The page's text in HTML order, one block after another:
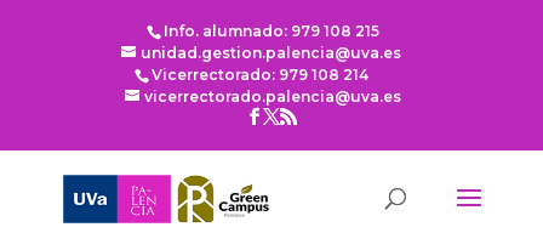
Info. alumnado: 979 108 215
unidad.gestion.palencia@uva.es
Vicerrectorado: 979 108 214
vicerrectorado.palencia@uva.es